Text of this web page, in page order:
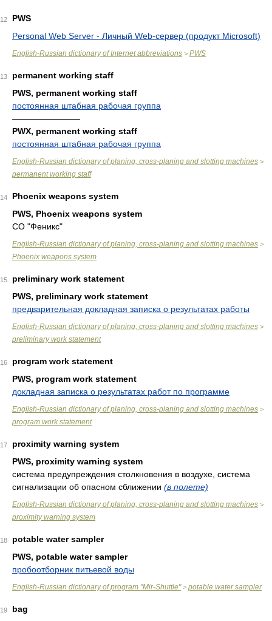
12
PWS
Personal Web Server - Личный Web-сервер (продукт Microsoft)
English-Russian dictionary of Internet abbreviations > PWS
13
permanent working staff
PWS, permanent working staff
постоянная штабная рабочая группа
————————
PWX, permanent working staff
постоянная штабная рабочая группа
English-Russian dictionary of planing, cross-planing and slotting machines >
permanent working staff
14
Phoenix weapons system
PWS, Phoenix weapons system
СО "Феникс"
English-Russian dictionary of planing, cross-planing and slotting machines >
Phoenix weapons system
15
preliminary work statement
PWS, preliminary work statement
предварительная докладная записка о результатах работы
English-Russian dictionary of planing, cross-planing and slotting machines >
preliminary work statement
16
program work statement
PWS, program work statement
докладная записка о результатах работ по программе
English-Russian dictionary of planing, cross-planing and slotting machines >
program work statement
17
proximity warning system
PWS, proximity warning system
система предупреждения столкновения в воздухе, система
сигнализации об опасном сближении (в полете)
English-Russian dictionary of planing, cross-planing and slotting machines >
proximity warning system
18
potable water sampler
PWS, potable water sampler
пробоотборник питьевой воды
English-Russian dictionary of program "Mir-Shuttle"> potable water sampler
19
bag